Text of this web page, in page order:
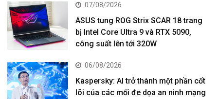
07/08/2026
ASUS tung ROG Strix SCAR 18 trang
bị Intel Core Ultra 9 và RTX 5090,
công suất lên tới 320W
06/08/2026
Kaspersky: AI trở thành một phần cốt
lõi của các mối đe dọa an ninh mạng